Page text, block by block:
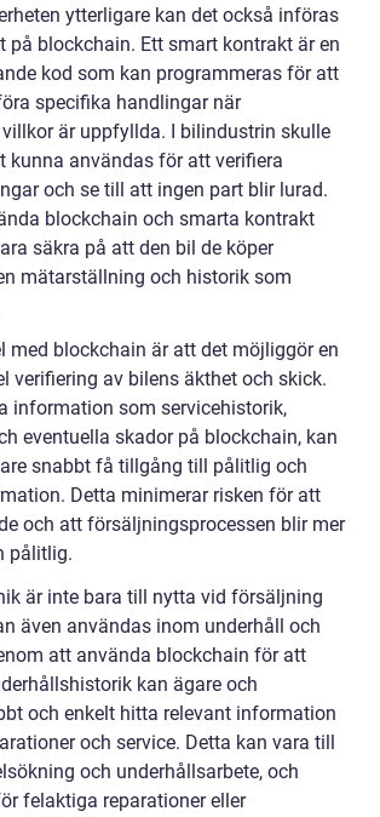
ytterligare kan det också införas
på blockchain. Ett smart kontrakt är en
kod som kan programmeras för att
specifika handlingar när
är uppfyllda. I bilindustrin skulle
kunna användas för att verifiera
och se till att ingen part blir lurad.
blockchain och smarta kontrakt
säkra på att den bil de köper
mätarställning och historik som
med blockchain är att det möjliggör en
verifiering av bilens äkthet och skick.
information som servicehistorik,
eventuella skador på blockchain, kan
snabbt få tillgång till pålitlig och
Detta minimerar risken för att
och att försäljningsprocessen blir mer
pålitlig.
är inte bara till nytta vid försäljning
även användas inom underhåll och
att använda blockchain för att
kan ägare och
och enkelt hitta relevant information
och service. Detta kan vara till
och underhållsarbete, och
felaktiga reparationer eller